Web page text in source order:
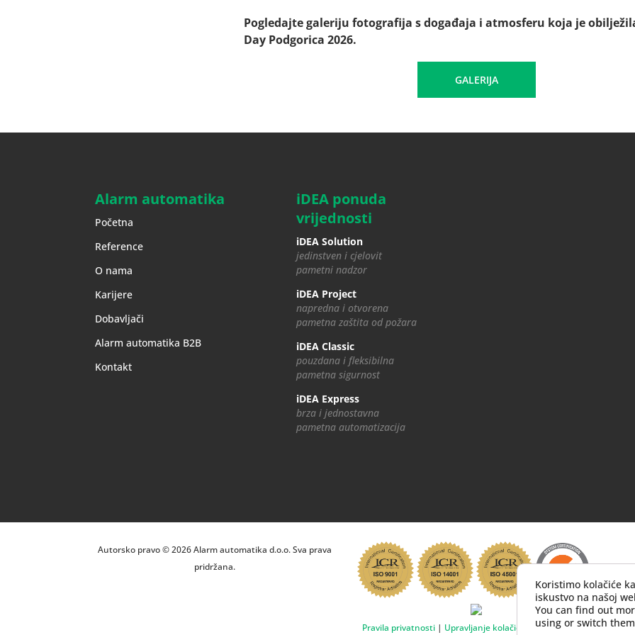
Pogledajte galeriju fotografija s događaja i atmosferu koja je
Day Podgorica 2026.
GALERIJA
Alarm automatika
Početna
Reference
O nama
Karijere
Dobavljači
Alarm automatika B2B
Kontakt
iDEA ponuda
vrijednosti
iDEA Solution
jedinstven i cjelovit
pametni nadzor
iDEA Project
napredna i otvorena
pametna zaštita od požara
iDEA Classic
pouzdana i fleksibilna
pametna sigurnost
iDEA Express
brza i jednostavna
pametna automatizacija
Autorsko pravo © 2026 Alarm automatika d.o.o. Sva prava
pridržana.
Pravila privatnosti| Upravljanje kolačićima |Impressum
Koristimo kolačiće
iskustvo na našoj
You can find out
using or switch